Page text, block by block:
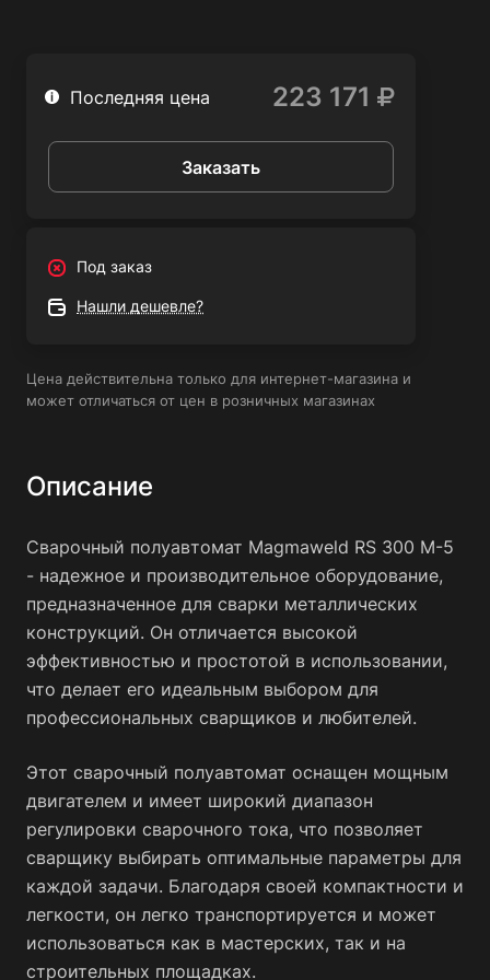
Последняя цена 223 171
Заказать
Под заказ
Нашли дешевле?
Цена действительна только для интернет-магазина и
может отличаться от цен в розничных магазинах
Описание
Сварочный полуавтомат Magmaweld RS 300 M-5
- надежное и производительное оборудование,
предназначенное для сварки металлических
конструкций. Он отличается высокой
эффективностью и простотой в использовании,
что делает его идеальным выбором для
профессиональных сварщиков и любителей.
Этот сварочный полуавтомат оснащен мощным
двигателем и имеет широкий диапазон
регулировки сварочного тока, что позволяет
сварщику выбирать оптимальные параметры для
каждой задачи. Благодаря своей компактности и
легкости, он легко транспортируется и может
использоваться как в мастерских, так и на
строительных площадках.